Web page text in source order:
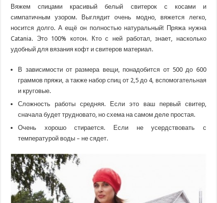
Вяжем спицами красивый белый свитерок с косами и
симпатичным узором. Выглядит очень модно, вяжется легко,
носится долго. А ещё он полностью натуральный! Пряжа нужна
Catania. Это 100% котон. Кто с ней работал, знает, насколько
удобный для вязания кофт и свитеров материал.
В зависимости от размера вещи, понадобится от 500 до 600
граммов пряжи, а также набор спиц от 2,5 до 4, вспомогательная
и круговые.
Сложность работы средняя. Если это ваш первый свитер,
сначала будет трудновато, но схема на самом деле простая.
Очень хорошо стирается. Если не усердствовать с
температурой воды – не сядет.